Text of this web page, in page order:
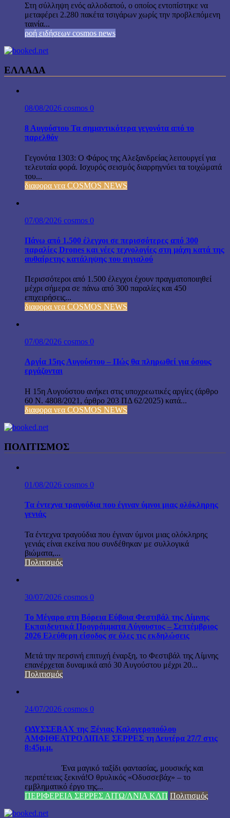
Στη σύλληψη ενός αλλοδαπού, ο οποίος εντοπίστηκε να
μεταφέρει 2.280 πακέτα τσιγάρων χωρίς την προβλεπόμενη
ταινία...
ροή ειδήσεων cosmos news
ΕΛΛΑΔΑ
08/08/2026 cosmos 0
8 Αυγούστου Τα σημαντικότερα γεγονότα από το
παρελθόν
Γεγονότα 1303: Ο Φάρος της Αλεξανδρείας λειτουργεί για
τελευταία φορά. Ισχυρός σεισμός διαρρηγνύει τα τοιχώματά
του...
διαφορα νεα COSMOS NEWS
07/08/2026 cosmos 0
Πάνω από 1.500 έλεγχοι σε περισσότερες από 300
παραλίες Drones και νέες τεχνολογίες στη μάχη κατά της
αυθαίρετης κατάληψης του αιγιαλού
Περισσότεροι από 1.500 έλεγχοι έχουν πραγματοποιηθεί
μέχρι σήμερα σε πάνω από 300 παραλίες και 450
επιχειρήσεις...
διαφορα νεα COSMOS NEWS
07/08/2026 cosmos 0
Αργία 15ης Αυγούστου – Πώς θα πληρωθεί για όσους
εργάζονται
Η 15η Αυγούστου ανήκει στις υποχρεωτικές αργίες (άρθρο
60 Ν. 4808/2021, άρθρο 203 ΠΔ 62/2025) κατά...
διαφορα νεα COSMOS NEWS
ΠΟΛΙΤΙΣΜΟΣ
01/08/2026 cosmos 0
Τα έντεχνα τραγούδια που έγιναν ύμνοι μιας ολόκληρης
γενιάς
Τα έντεχνα τραγούδια που έγιναν ύμνοι μιας ολόκληρης
γενιάς είναι εκείνα που συνδέθηκαν με συλλογικά
βιώματα,...
Πολιτισμός
30/07/2026 cosmos 0
Το Μέγαρο στη Βόρεια Εύβοια Φεστιβάλ της Λίμνης
Εκπαιδευτικά Προγράμματα Αύγουστος – Σεπτέμβριος
2026 Ελεύθερη είσοδος σε όλες τις εκδηλώσεις
Μετά την περσινή επιτυχή έναρξη, το Φεστιβάλ της Λίμνης
επανέρχεται δυναμικά από 30 Αυγούστου μέχρι 20...
Πολιτισμός
24/07/2026 cosmos 0
ΟΔΥΣΣΕΒΑΧ της Ξένιας Καλογεροπούλου
ΑΜΦΙΘΕΑΤΡΟ ΔΙΠΑΕ ΣΕΡΡΕΣ τη Δευτέρα 27/7 στις
8:45μ.μ.
Ένα μαγικό ταξίδι φαντασίας, μουσικής και
περιπέτειας ξεκινά!Ο θρυλικός «Οδυσσεβάχ» – το
εμβληματικό έργο της...
ΠΕΡΙΦΕΡΕΙΑ ΣΕΡΡΕΣ ΑΙΤΩ/ΛΝΙΑ ΚΛΠ Πολιτισμός